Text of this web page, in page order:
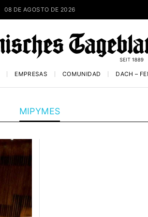
08 DE AGOSTO DE 2026
EMPRESAS COMUNIDAD DACH –
MIPYMES